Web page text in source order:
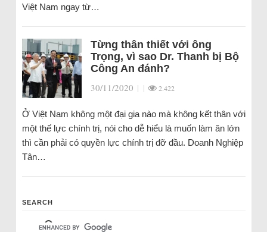
Việt Nam ngay từ…
Từng thân thiết với ông
Trọng, vì sao Dr. Thanh bị Bộ
Công An đánh?
30/11/2020 | | 2.422
Ở Việt Nam không một đại gia nào mà không kết thân với
một thế lực chính trị, nói cho dễ hiểu là muốn làm ăn lớn
thì cần phải có quyền lực chính trị đỡ đầu. Doanh Nghiệp
Tân…
SEARCH